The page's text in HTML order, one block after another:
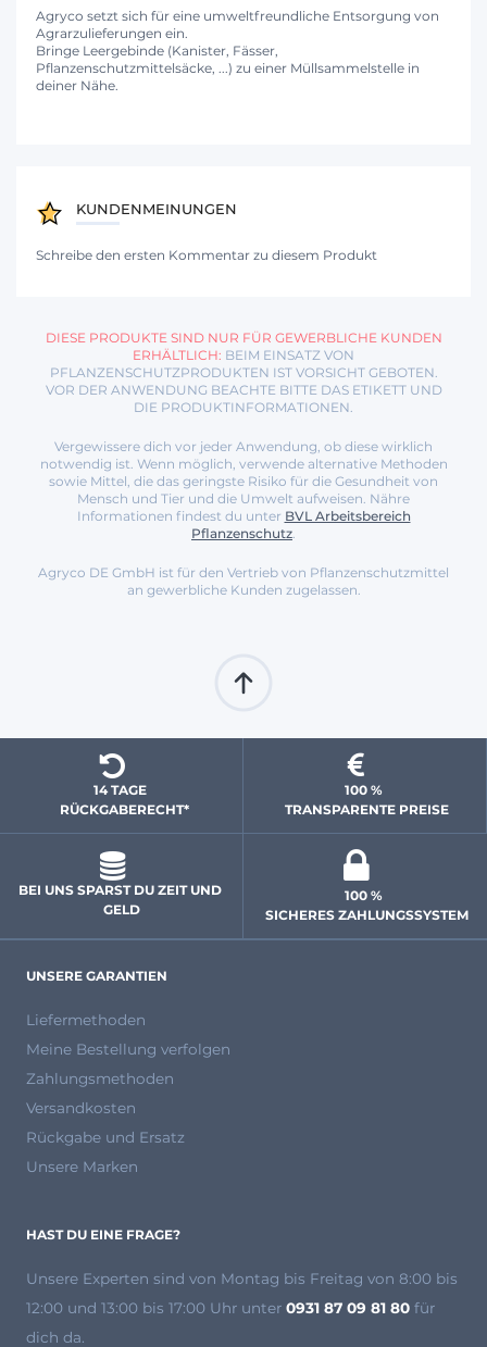
Agryco setzt sich für eine umweltfreundliche Entsorgung von
Agrarzulieferungen ein.
Bringe Leergebinde (Kanister, Fässer,
Pflanzenschutzmittelsäcke, ...) zu einer Müllsammelstelle in
deiner Nähe.
KUNDENMEINUNGEN
Schreibe den ersten Kommentar zu diesem Produkt
DIESE PRODUKTE SIND NUR FÜR GEWERBLICHE KUNDEN
ERHÄLTLICH: BEIM EINSATZ VON
PFLANZENSCHUTZPRODUKTEN IST VORSICHT GEBOTEN.
VOR DER ANWENDUNG BEACHTE BITTE DAS ETIKETT UND
DIE PRODUKTINFORMATIONEN.
Vergewissere dich vor jeder Anwendung, ob diese wirklich
notwendig ist. Wenn möglich, verwende alternative Methoden
sowie Mittel, die das geringste Risiko für die Gesundheit von
Mensch und Tier und die Umwelt aufweisen. Nähre
Informationen findest du unter BVL Arbeitsbereich
Pflanzenschutz
Agryco DE GmbH ist für den Vertrieb von Pflanzenschutzmittel
an gewerbliche Kunden zugelassen.
14 TAGE
  RÜCKGABERECHT*
100 %
TRANSPARENTE PREISE
BEI UNS SPARST DU ZEIT UND
GELD
100 %
SICHERES ZAHLUNGSSYSTEM
UNSERE GARANTIEN
Liefermethoden
Meine Bestellung verfolgen
Zahlungsmethoden
Versandkosten
Rückgabe und Ersatz
Unsere Marken
HAST DU EINE FRAGE?
Unsere Experten sind von Montag bis Freitag von 8:00 bis
12:00 und 13:00 bis 17:00 Uhr unter 0931 87 09 81 80 für
dich da.